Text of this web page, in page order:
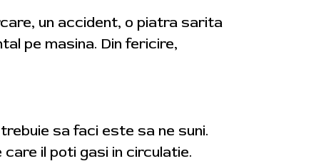
un accident, o piatra sarita
pe masina. Din fericire,
sa faci este sa ne suni.
il poti gasi in circulatie.